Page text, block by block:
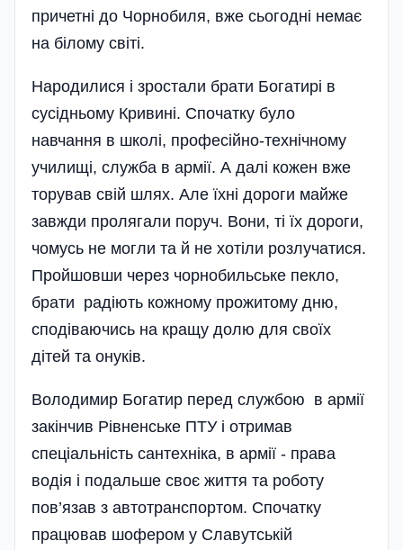
причетні до Чорнобиля, вже сьогод­ні немає
на білому світі.
Народилися і зростали брати Богатирі в
сусідньому Кривині. Спочатку було
навчання в школі, професійно-технічному
училищі, служба в армії. А далі кожен вже
торував свій шлях. Але їхні дороги майже
завжди пролягали поруч. Вони, ті їх дороги,
чомусь не могли та й не хотіли розлучатися.
Пройшовши через чорнобильське пекло,
брати радіють кожному прожитому дню,
сподіваючись на кращу долю для своїх
дітей та онуків.
Володимир Богатир перед службою в армії
закінчив Рівненське ПТУ і отримав
спеціальність сантехніка, в армії - права
водія і подальше своє життя та роботу
пов’язав з автотранспортом. Спочатку
працював шофером у Славутській